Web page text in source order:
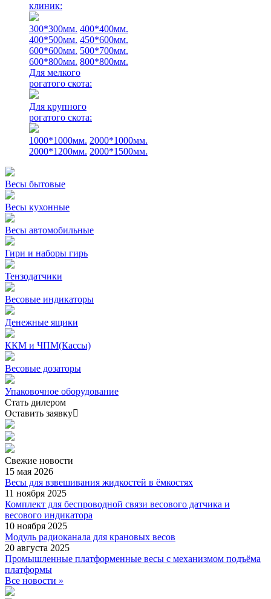
клиник:
300*300мм. 400*400мм.
400*500мм. 450*600мм.
600*600мм. 500*700мм.
600*800мм. 800*800мм.
Для мелкого
рогатого скота:
Для крупного
рогатого скота:
1000*1000мм. 2000*1000мм.
2000*1200мм. 2000*1500мм.
Весы бытовые
Весы кухонные
Весы автомобильные
Гири и наборы гирь
Тензодатчики
Весовые индикаторы
Денежные ящики
ККМ и ЧПМ(Кассы)
Весовые дозаторы
Упаковочное оборудование
Стать дилером
Оставить заявку
Свежие новости
15 мая 2026
Весы для взвешивания жидкостей в ёмкостях
11 ноября 2025
Комплект для беспроводной связи весового датчика и
весового индикатора
10 ноября 2025
Модуль радиоканала для крановых весов
20 августа 2025
Промышленные платформенные весы с механизмом подъёма
платформы
Все новости »